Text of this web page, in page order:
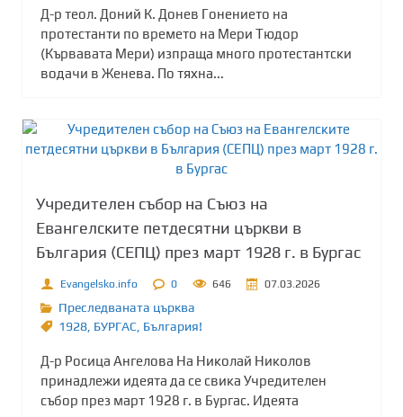
Д-р теол. Доний К. Донев Гонението на
протестанти по времето на Мери Тюдор
(Кървавата Мери) изпраща много протестантски
водачи в Женева. По тяхна...
Учредителен събор на Съюз на
Евангелските петдесятни църкви в
България (СЕПЦ) през март 1928 г. в Бургас
Evangelsko.info 0 646 07.03.2026
Преследваната църква
1928, БУРГАС, България!
Д-р Росица Ангелова На Николай Николов
принадлежи идеята да се свика Учредителен
събор през март 1928 г. в Бургас. Идеята